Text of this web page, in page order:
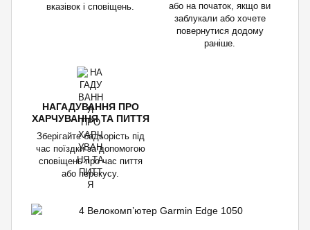
вказівок і сповіщень.
або на початок, якщо ви
заблукали або хочете
повернутися додому
раніше.
НАГАДУВАННЯ ПРО
ХАРЧУВАННЯ ТА ПИТТЯ
Зберігайте бадьорість під
час поїздки за допомогою
сповіщень про час пиття
або перекусу.